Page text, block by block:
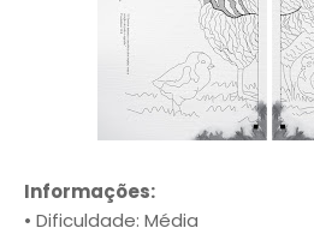
Informações:
• Dificuldade: Média